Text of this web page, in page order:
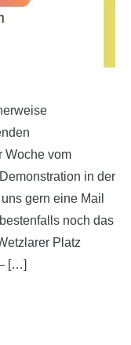
Woche vom
in der
gern eine Mail
noch das
Platz
[…]